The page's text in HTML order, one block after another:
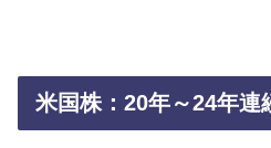
米国株：20年～24年連